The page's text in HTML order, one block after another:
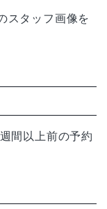
スタッフ画像を
間以上前の予約